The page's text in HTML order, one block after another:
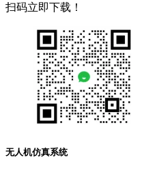
扫码立即下载！
无人机仿真系统